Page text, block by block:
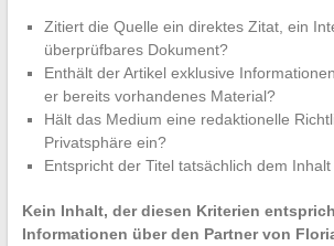
Zitiert die Quelle ein direktes Zitat, ein
überprüfbares Dokument?
Enthält der Artikel exklusive
er bereits vorhandenes Material?
Hält das Medium eine redaktionelle
Privatsphäre ein?
Entspricht der Titel tatsächlich dem
Kein Inhalt, der diesen Kriterien
Informationen über den Partner von